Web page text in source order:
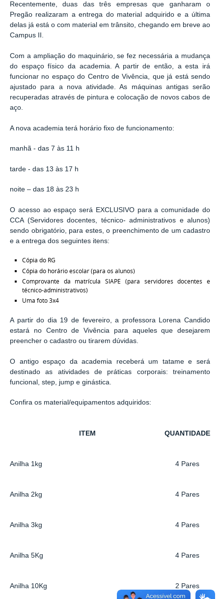
Recentemente, duas das três empresas que ganharam o
Pregão realizaram a entrega do material adquirido e a última
delas já está o com material em trânsito, chegando em breve ao
Campus II.
Com a ampliação do maquinário, se fez necessária a mudança
do espaço físico da academia. A partir de então, a esta irá
funcionar no espaço do Centro de Vivência, que já está sendo
ajustado para a nova atividade. As máquinas antigas serão
recuperadas através de pintura e colocação de novos cabos de
aço.
A nova academia terá horário fixo de funcionamento:
manhã - das 7 às 11 h
tarde - das 13 às 17 h
noite – das 18 às 23 h
O acesso ao espaço será EXCLUSIVO para a comunidade do
CCA (Servidores docentes, técnico- administrativos e alunos)
sendo obrigatório, para estes, o preenchimento de um cadastro
e a entrega dos seguintes itens:
Cópia do RG
Cópia do horário escolar (para os alunos)
Comprovante da matrícula SIAPE (para servidores docentes e
técnico-administrativos)
Uma foto 3x4
A partir do dia 19 de fevereiro, a professora Lorena Candido
estará no Centro de Vivência para aqueles que desejarem
preencher o cadastro ou tirarem dúvidas.
O antigo espaço da academia receberá um tatame e será
destinado as atividades de práticas corporais: treinamento
funcional, step, jump e ginástica.
Confira os material/equipamentos adquiridos:
ITEM QUANTIDADE
Anilha 1kg 4 Pares
Anilha 2kg 4 Pares
Anilha 3kg 4 Pares
Anilha 5Kg 4 Pares
Anilha 10Kg 2 Pares